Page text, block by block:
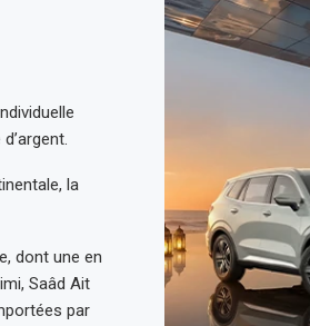
la
dont une en
Saâd Ait
par